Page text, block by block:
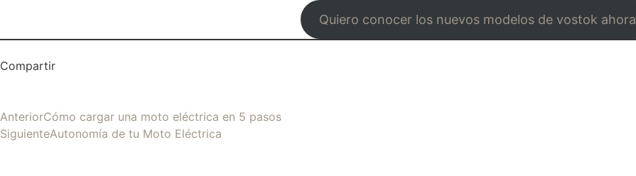
Quiero conocer los nuevos modelos de vostok ahora
Compartir
AnteriorCómo cargar una moto eléctrica en 5 pasos
SiguienteAutonomía de tu Moto Eléctrica